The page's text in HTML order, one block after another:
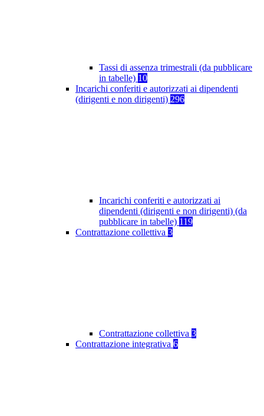
Tassi di assenza trimestrali (da pubblicare
in tabelle) 10
Incarichi conferiti e autorizzati ai dipendenti
(dirigenti e non dirigenti) 296
Incarichi conferiti e autorizzati ai
dipendenti (dirigenti e non dirigenti) (da
pubblicare in tabelle) 119
Contrattazione collettiva 3
Contrattazione collettiva 3
Contrattazione integrativa 6